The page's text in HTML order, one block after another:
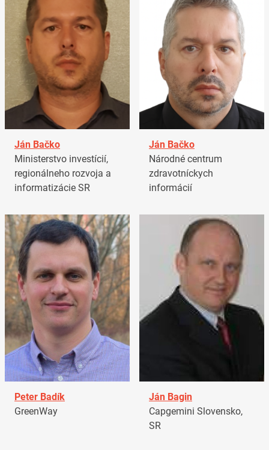
Ján Bačko
Ministerstvo investícií,
regionálneho rozvoja a
informatizácie SR
Ján Bačko
Národné centrum
zdravotníckych
informácií
Peter Badík
GreenWay
Ján Bagin
Capgemini Slovensko,
SR